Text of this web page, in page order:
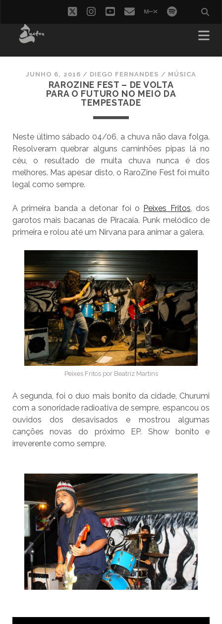
twitterinstagram
youtube
emailmixcloud
spotify
JUNHO 6, 2016 / DIEGO FERNANDES / MÚSICA
RAROZINE FEST – DE VOLTA
PARA O FUTURO NO MEIO DA
TEMPESTADE
Neste último sábado 04/06, a chuva não dava folga.
Resolveram quebrar alguns caminhões pipas lá no
céu, o resultado de muita chuva nunca é dos
melhores. Mas apesar disto, o RaroZine Fest foi muito
legal como sempre.
A primeira banda a detonar foi o Peixes Fritos, dos
garotos mais bacanas de Piracaia. Punk melódico de
primeira e rolou até um Nirvana para animar a galera.
Peixes Fritos por Beatriz Martins
A segunda, foi o duo mais bonito da cidade, Churumi
com a sonoridade radioativa de sempre, espancou os
ouvidos dos desavisados e mostrou algumas
canções novas do próximo EP. Show bonito e
irreverente como sempre.